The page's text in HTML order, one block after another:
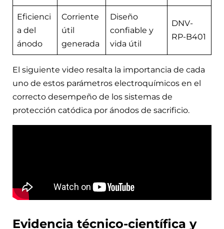
Eficienci
a del
ánodo
Corriente
útil
generada
Diseño
confiable y
vida útil
DNV-
RP-B401
El siguiente video resalta la importancia de cada
uno de estos parámetros electroquímicos en el
correcto desempeño de los sistemas de
protección catódica por ánodos de sacrificio.
Evidencia técnico-científica y